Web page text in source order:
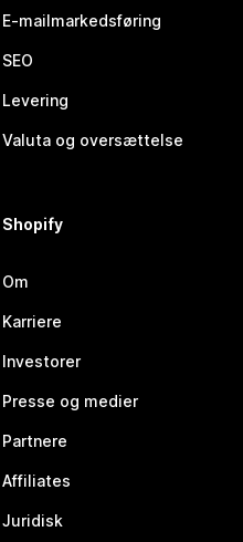
E-mailmarkedsføring
SEO
Levering
Valuta og oversættelse
Shopify
Om
Karriere
Investorer
Presse og medier
Partnere
Affiliates
Juridisk